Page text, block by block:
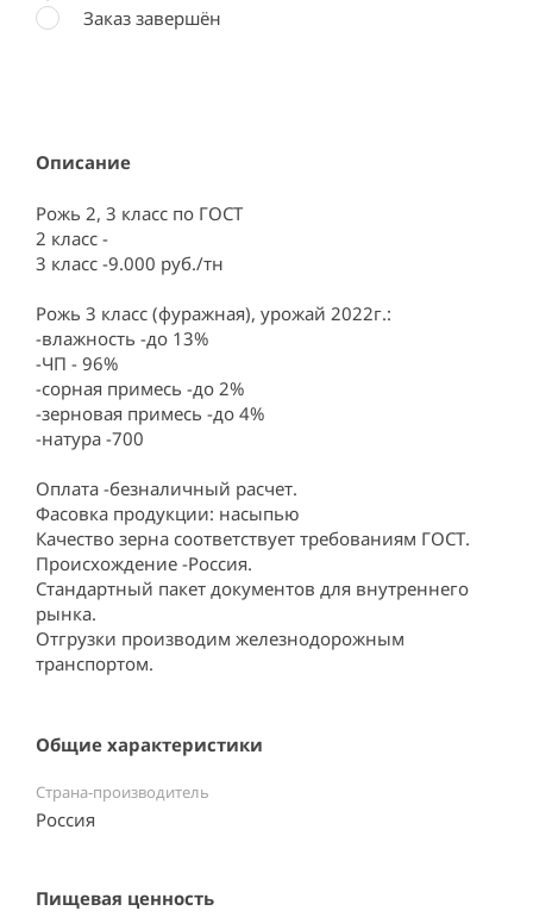
Описание
Рожь 2, 3 класс по ГОСТ
2 класс -
3 класс -9.000 руб./тн
Рожь 3 класс (фуражная), урожай 2022г.:
-влажность -до 13%
-ЧП - 96%
-сорная примесь -до 2%
-зерновая примесь -до 4%
-натура -700
Оплата -безналичный расчет.
Фасовка продукции: насыпью
Качество зерна соответствует требованиям ГОСТ.
Происхождение -Россия.
Стандартный пакет документов для внутреннего
рынка.
Отгрузки производим железнодорожным
транспортом.
Общие характеристики
Страна-производитель
Россия ⠀
Пищевая ценность
Заказ завершён